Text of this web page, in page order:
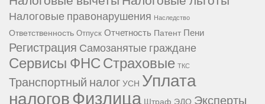
Налоговые правонарушения Наследство
Ответственность Отпуск Отчетность Патент Пени
Регистрация Самозанятые граждане
Сервисы ФНССтраховые ТКС
Транспортный налогУСН Уплата
налоговФизлица Штраф ЭДО Эксперты